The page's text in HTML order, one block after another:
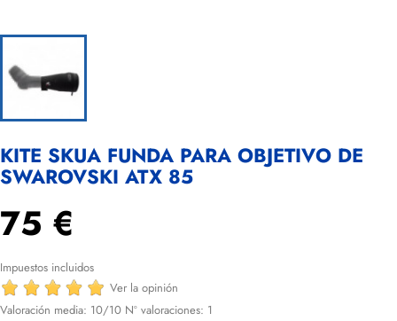
KITE SKUA FUNDA PARA OBJETIVO DE
SWAROVSKI ATX 85
75 €
Impuestos incluidos
Ver la opinión
Valoración media: 10/10 Nº valoraciones: 1